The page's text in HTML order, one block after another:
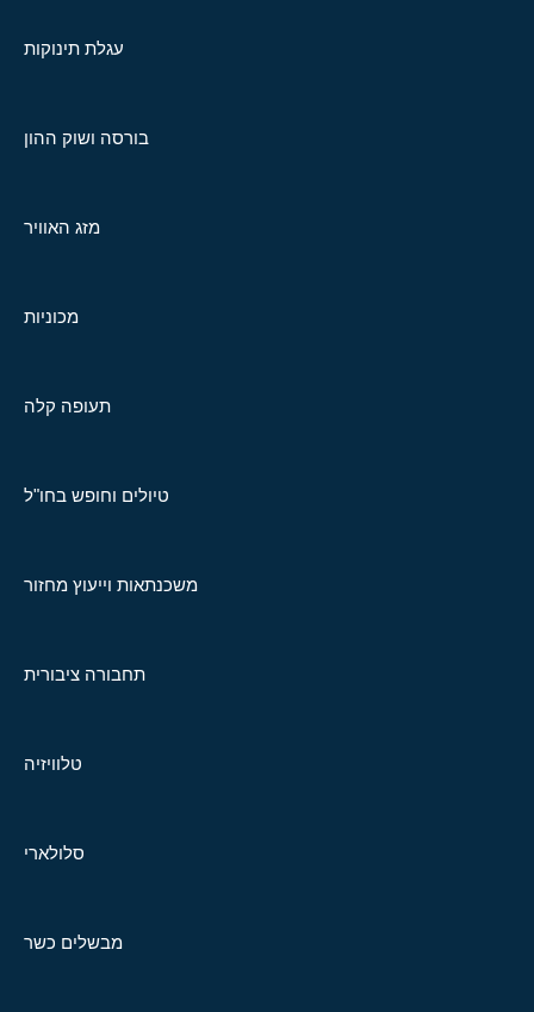
עגלת תינוקות
בורסה ושוק ההון
מזג האוויר
מכוניות
תעופה קלה
טיולים וחופש בחו"ל
משכנתאות וייעוץ מחזור
תחבורה ציבורית
טלוויזיה
סלולארי
מבשלים כשר